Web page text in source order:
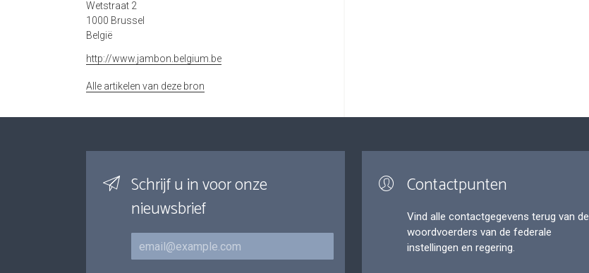
Wetstraat 2
1000 Brussel
België
http://www.jambon.belgium.be
Alle artikelen van deze bron
Schrijf u in voor onze
nieuwsbrief
E-mail
Contactpunten
Vind alle contactgegevens terug van de
woordvoerders van de federale
instellingen en regering.